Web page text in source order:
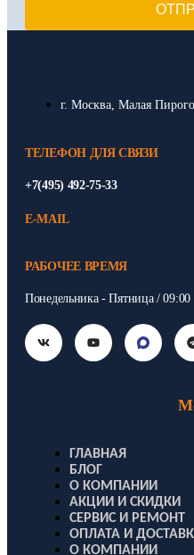
г. Москва, Малая
ТЕЛЕФОН ДЛЯ СВЯЗИ
+7(495) 492-75-33
E-MAIL
РАБОЧЕЕ ВРЕМЯ
Понедельника - Пятница / 09:00
ГЛАВНАЯ
БЛОГ
О КОМПАНИИ
АКЦИИ И СКИДКИ
СЕРВИС И РЕМОНТ
ОПЛАТА И
О КОМПАНИИ